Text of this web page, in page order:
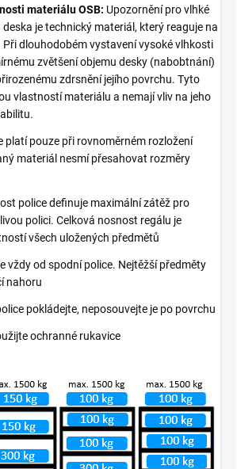
materiálu OSB: Upozornění pro vlhké
deska je technický materiál, který reaguje na
dlouhodobém vystavení vysoké vlhkosti
zvětšení objemu desky (nabobtnání)
zdrsnění jejího povrchu. Tyto
vlastností materiálu a nemají vliv na jeho
platí pouze při rovnoměrném rozložení
materiál nesmí přesahovat rozměry
police definuje maximální zátěž pro
polici. Celková nosnost regálu je
všech uložených předmětů
vždy od spodní police. Nejtěžší předměty
nahoru
pokládejte, neposouvejte je po povrchu
ochranné rukavice